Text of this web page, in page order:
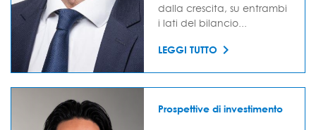
dalla crescita, su entrambi
i lati del bilancio...
LEGGI TUTTO
Prospettive di investimento